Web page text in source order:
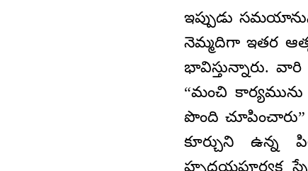
ఇప్పుడు
నెమ్మదిగా ఇతర
భావిస్తున్నారు.
“మంచి
పొంది
కూర్చుని ఉన్న
హృదయపూర్వక